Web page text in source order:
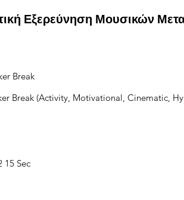
Εξερεύνηση Μουσικών
Break
Break (Activity, Motivational, Cinematic,
15 Sec